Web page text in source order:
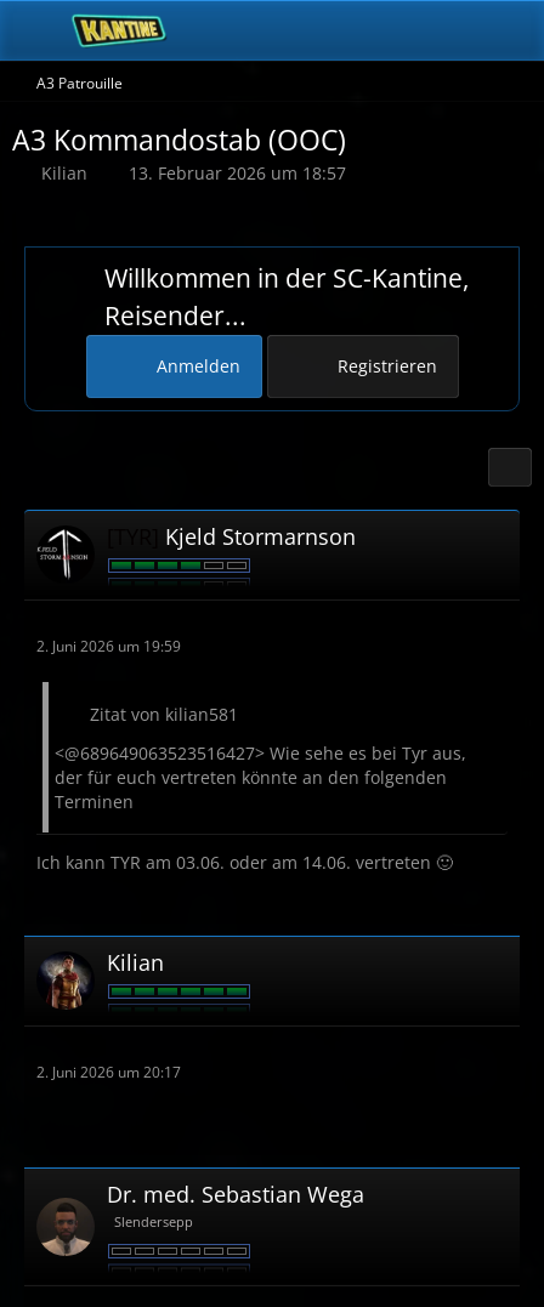
A3 Patrouille
A3 Kommandostab (OOC)
Kilian 13. Februar 2026 um 18:57
Willkommen in der SC-Kantine,
Reisender...
Anmelden Registrieren
Kjeld Stormarnson
2. Juni 2026 um 19:59
Zitat von kilian581
<@689649063523516427> Wie sehe es bei Tyr aus,
der für euch vertreten könnte an den folgenden
Terminen
Ich kann TYR am 03.06. oder am 14.06. vertreten 🙂
Kilian
2. Juni 2026 um 20:17
Dr. med. Sebastian Wega
Slendersepp